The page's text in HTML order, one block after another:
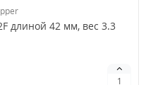
длиной 42 мм, вес 3.3